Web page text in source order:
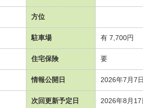
方位
駐車場 有 7,700円
住宅保険 要
情報公開日 2026年7月7日
次回更新予定日 2026年8月17